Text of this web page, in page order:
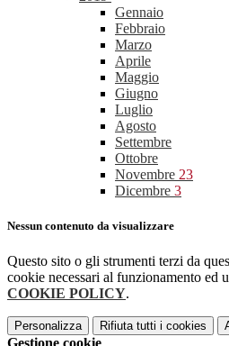
Gennaio
Febbraio
Marzo
Aprile
Maggio
Giugno
Luglio
Agosto
Settembre
Ottobre
Novembre 23
Dicembre 3
Nessun contenuto da visualizzare
Questo sito o gli strumenti terzi da
cookie necessari al funzionamento ed
COOKIE POLICY.
Personalizza Rifiuta tutti i cookies